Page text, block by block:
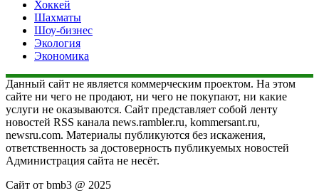
Хоккей
Шахматы
Шоу-бизнес
Экология
Экономика
Данный сайт не является коммерческим проектом. На этом
сайте ни чего не продают, ни чего не покупают, ни какие
услуги не оказываются. Сайт представляет собой ленту
новостей RSS канала news.rambler.ru, kommersant.ru,
newsru.com. Материалы публикуются без искажения,
ответственность за достоверность публикуемых новостей
Администрация сайта не несёт.
Сайт от bmb3 @ 2025